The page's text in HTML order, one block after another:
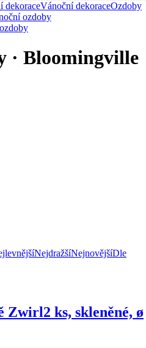
dekoraceVánoční dekoraceOzdoby
ozdoby
· Bloomingville
NejdražšíNejnovějšíDle
Zwirl2 ks, skleněné, ø